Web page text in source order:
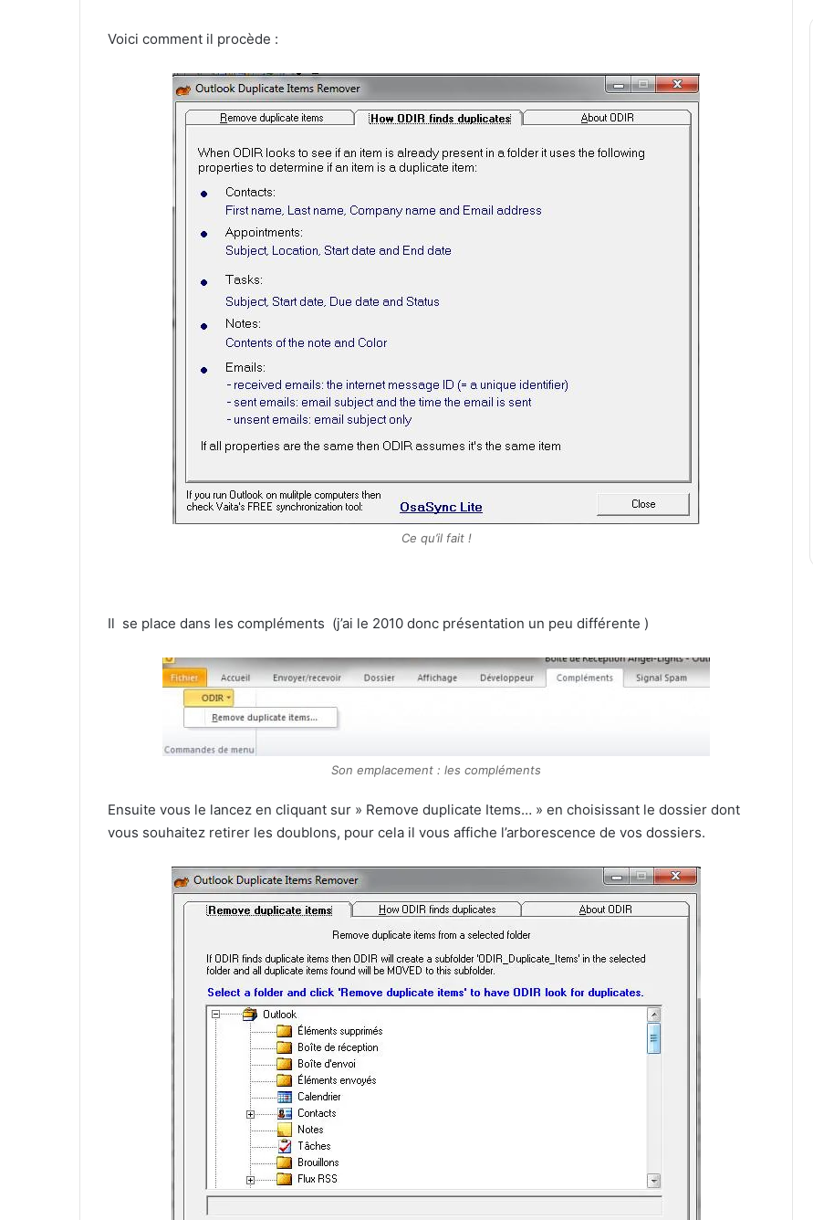
Voici comment il procède :
Ce qu’il fait !
Il se place dans les compléments (j’ai le 2010 donc présentation un peu différente )
Son emplacement : les compléments
Ensuite vous le lancez en cliquant sur » Remove duplicate Items… » en choisissant le dossier dont
vous souhaitez retirer les doublons, pour cela il vous affiche l’arborescence de vos dossiers.